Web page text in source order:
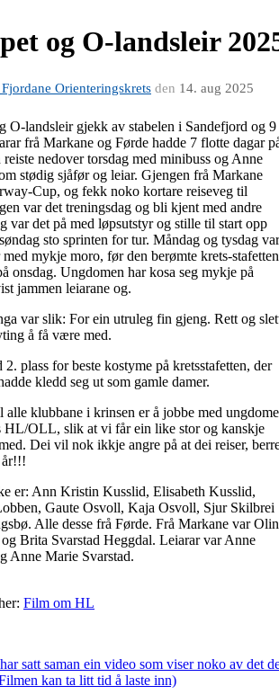
og O-landsleir
Orienteringskrets den 14. aug 2025
O-landsleir gjekk av stabelen i Sandefjord og 9
frå Markane og Førde hadde 7 flotte dagar
nedover torsdag med minibuss og Anne
stødig sjåfør og leiar. Gjengen frå Markane
Cup, og fekk noko kortare reiseveg til
var det treningsdag og bli kjent med andre
var det på med løpsutstyr og stille til start opp
sto sprinten for tur. Måndag og tysdag var
mykje moro, før den berømte krets-stafetten
onsdag. Ungdomen har kosa seg mykje på
jammen leiarane og.
var slik: For ein utruleg fin gjeng. Rett og
å få være med.
plass for beste kostyme på kretsstafetten, der
kledd seg ut som gamle damer.
alle klubbane i krinsen er å jobbe med
HL/OLL, slik at vi får ein like stor og kanskje
Dei vil nok ikkje angre på at dei reiser,
år!!!
er: Ann Kristin Kusslid, Elisabeth Kusslid,
Gaute Osvoll, Kaja Osvoll, Sjur Skilbrei
Alle desse frå Førde. Frå Markane var
Brita Svarstad Heggdal. Leiarar var Anne
Anne Marie Svarstad.
Film om HL
satt saman ein video som viser noko av det
kan ta litt tid å laste inn)